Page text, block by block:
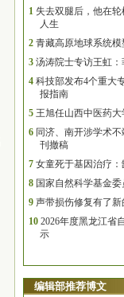
1 失去双腿后，他在
人生
2 青藏高原地球系统
3 汤涛院士专访王虹
4 科技部发布4个重大
报指南
5 王旭任山西中医药大
6 同济、南开涉学术
刊撤稿
7 女童死于基因治疗
8 国家自然科学基金
9 声带损伤修复有了
10 2026年度黑龙江省
示
编辑部推荐博文